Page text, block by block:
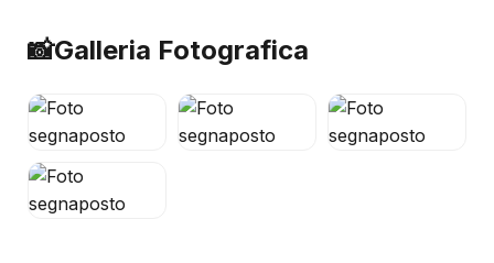
📸Galleria Fotografica